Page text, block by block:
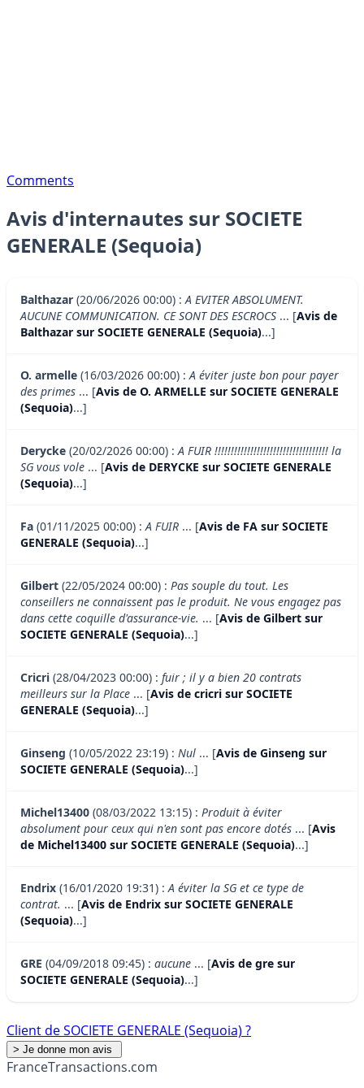
Comments
Avis d'internautes sur SOCIETE
GENERALE (Sequoia)
Balthazar (20/06/2026 00:00) :A EVITER ABSOLUMENT.
AUCUNE COMMUNICATION. CE SONT DES ESCROCS ... [Avis de
Balthazar sur SOCIETE GENERALE (Sequoia)...]
O. armelle (16/03/2026 00:00) :A éviter juste bon pour payer
des primes ... [Avis de O. ARMELLE sur SOCIETE GENERALE
(Sequoia)...]
Derycke (20/02/2026 00:00) :A FUIR !!!!!!!!!!!!!!!!!!!!!!!!!!!!!!!!!!! la
SG vous vole ... [Avis de DERYCKE sur SOCIETE GENERALE
(Sequoia)...]
Fa (01/11/2025 00:00) :A FUIR ... [Avis de FA sur SOCIETE
GENERALE (Sequoia)...]
Gilbert (22/05/2024 00:00) : Pas souple du tout. Les
conseillers ne connaissent pas le produit. Ne vous engagez pas
dans cette coquille d'assurance-vie. ... [Avis de Gilbert sur
SOCIETE GENERALE (Sequoia)...]
Cricri (28/04/2023 00:00) : fuir ; il y a bien 20 contrats
meilleurs sur la Place ... [Avis de cricri sur SOCIETE
GENERALE (Sequoia)...]
Ginseng (10/05/2022 23:19) : Nul ... [Avis de Ginseng sur
SOCIETE GENERALE (Sequoia)...]
Michel13400 (08/03/2022 13:15) : Produit à éviter
absolument pour ceux qui n'en sont pas encore dotés ... [Avis
de Michel13400 sur SOCIETE GENERALE (Sequoia)...]
Endrix (16/01/2020 19:31) :A éviter la SG et ce type de
contrat. ... [Avis de Endrix sur SOCIETE GENERALE
(Sequoia)...]
GRE (04/09/2018 09:45) : aucune ... [Avis de gre sur
SOCIETE GENERALE (Sequoia)...]
Client de SOCIETE GENERALE (Sequoia) ?
FranceTransactions.com